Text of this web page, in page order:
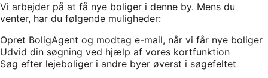
Vi arbejder på at få nye boliger i denne by. Mens du
venter, har du følgende muligheder:
Opret BoligAgent og modtag e-mail, når vi får nye boliger
Udvid din søgning ved hjælp af vores kortfunktion
Søg efter lejeboliger i andre byer øverst i søgefeltet